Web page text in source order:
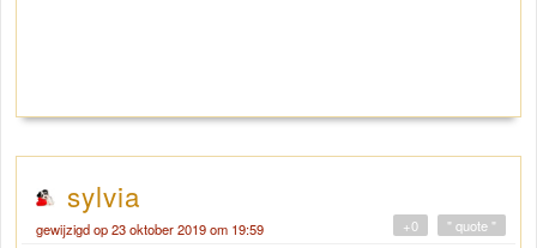
sylvia
gewijzigd op 23 oktober 2019 om 19:59 " quote "
+0